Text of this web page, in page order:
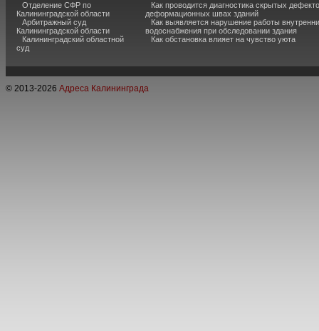
Отделение СФР по
Калининградской области
Арбитражный суд
Калининградской области
Калининградский областной
суд
Как проводится диагностика скрытых
деформационных швах зданий
Как выявляется нарушение работы
водоснабжения при обследовании здания
Как обстановка влияет на чувство уюта
© 2013-2026 Адреса Калининграда